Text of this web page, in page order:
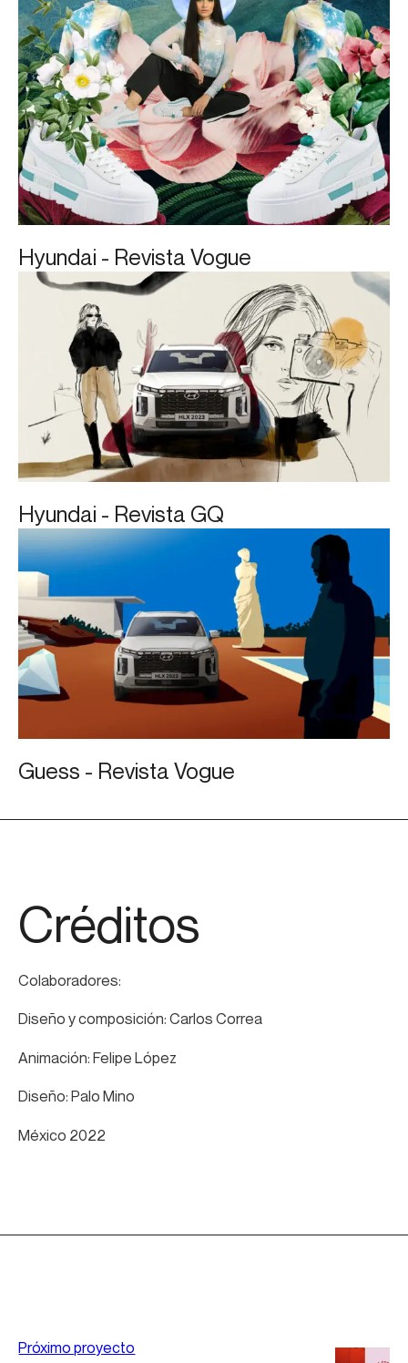
Hyundai - Revista Vogue
Hyundai - Revista GQ
Guess - Revista Vogue
Créditos
Colaboradores:
Diseño y composición: Carlos Correa
Animación: Felipe López
Diseño: Palo Mino
México 2022
Próximo proyecto